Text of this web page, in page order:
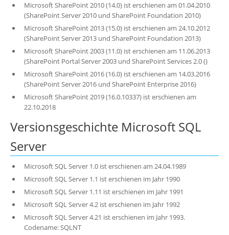
Microsoft SharePoint 2010 (14.0) ist erschienen am 01.04.2010
(SharePoint Server 2010 und SharePoint Foundation 2010)
Microsoft SharePoint 2013 (15.0) ist erschienen am 24.10.2012
(SharePoint Server 2013 und SharePoint Foundation 2013)
Microsoft SharePoint 2003 (11.0) ist erschienen am 11.06.2013
(SharePoint Portal Server 2003 und SharePoint Services 2.0 ()
Microsoft SharePoint 2016 (16.0) ist erschienen am 14.03.2016
(SharePoint Server 2016 und SharePoint Enterprise 2016)
Microsoft SharePoint 2019 (16.0.10337) ist erschienen am
22.10.2018
Versionsgeschichte Microsoft SQL
Server
Microsoft SQL Server 1.0 ist erschienen am 24.04.1989
Microsoft SQL Server 1.1 ist erschienen im Jahr 1990
Microsoft SQL Server 1.11 ist erschienen im Jahr 1991
Microsoft SQL Server 4.2 ist erschienen im Jahr 1992
Microsoft SQL Server 4.21 ist erschienen im Jahr 1993.
Codename: SQLNT